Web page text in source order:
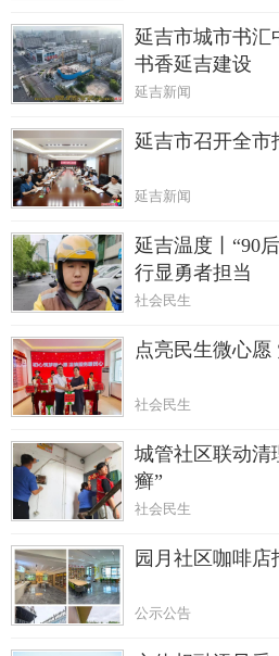
延吉市城市书汇
书香延吉建设
延吉新闻
延吉市召开全市
延吉新闻
延吉温度丨“90
行显勇者担当
社会民生
点亮民生微心
社会民生
城管社区联动清
癣”
社会民生
园月社区咖啡
公示公告